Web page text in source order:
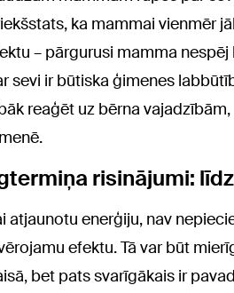
ka mammai vienmēr
– pārgurusi mamma
sevi ir būtiska ģimenes
reaģēt uz bērna
risinājumi:
atjaunotu enerģiju, nav
efektu. Tā var būt
bet pats svarīgākais ir